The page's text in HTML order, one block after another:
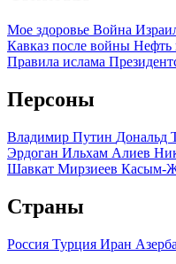
Мое здоровье Война
Кавказ после войны Нефть
Правила ислама
Персоны
Владимир Путин Дональд
Эрдоган Ильхам Алиев
Шавкат Мирзиеев Касым-
Страны
Россия Турция Иран